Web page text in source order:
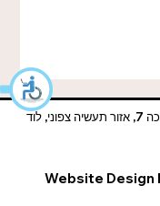
Website Design